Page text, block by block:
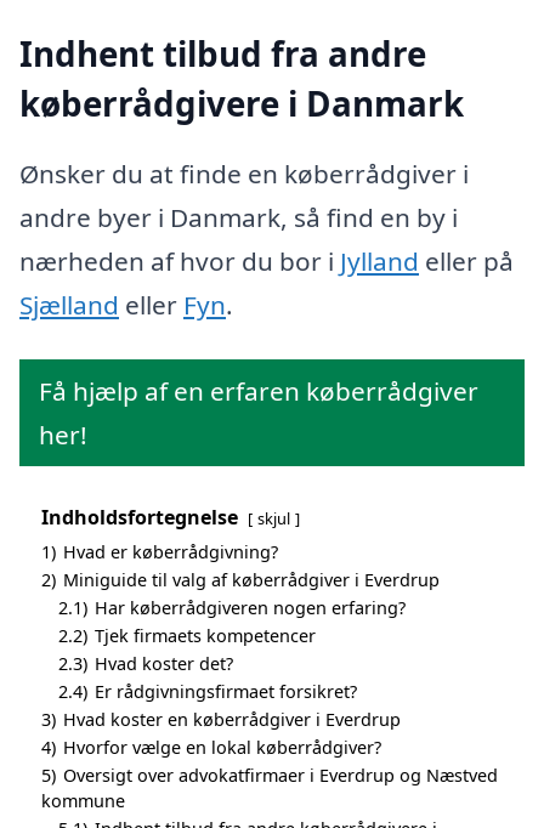
Indhent tilbud fra andre
køberrådgivere i Danmark
Ønsker du at finde en køberrådgiver i
andre byer i Danmark, så find en by i
nærheden af hvor du bor i Jylland eller på
Sjælland eller Fyn.
Få hjælp af en erfaren køberrådgiver
her!
Indholdsfortegnelse skjul
1) Hvad er køberrådgivning?
2) Miniguide til valg af køberrådgiver i Everdrup
2.1) Har køberrådgiveren nogen erfaring?
2.2) Tjek firmaets kompetencer
2.3) Hvad koster det?
2.4) Er rådgivningsfirmaet forsikret?
3) Hvad koster en køberrådgiver i Everdrup
4) Hvorfor vælge en lokal køberrådgiver?
5) Oversigt over advokatfirmaer i Everdrup og Næstved
kommune